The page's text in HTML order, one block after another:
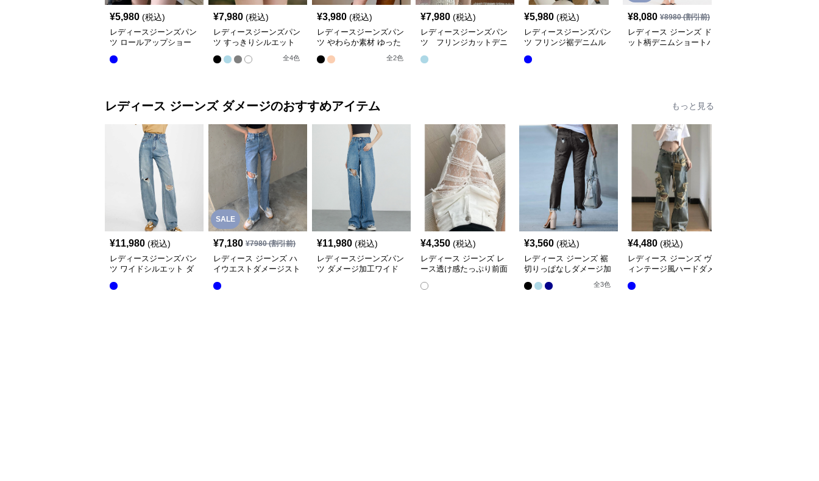
¥5,980 (税込)
レディースジーンズパン
ツ ロールアップショー
¥7,980 (税込)
レディースジーンズパン
ツ すっきりシルエット
全4色
¥3,980 (税込)
レディースジーンズパン
ツ やわらか素材 ゆった
全2色
¥7,980 (税込)
レディースジーンズパン
ツ フリンジカットデニ
¥5,980 (税込)
レディースジーンズパン
ツ フリンジ裾デニムル
¥8,080 ¥8980(割引前)
レディース ジーンズ ド
ット柄デニムショートパ
レディース ジーンズ ダメージのおすすめアイテム もっと見る
¥11,980 (税込)
レディースジーンズパン
ツ ワイドシルエット ダ
SALE
¥7,180 ¥7980(割引前)
レディース ジーンズ ハ
イウエストダメージスト
¥11,980 (税込)
レディースジーンズパン
ツ ダメージ加工ワイド
¥4,350 (税込)
レディース ジーンズ レ
ース透け感たっぷり前面
ンツ
¥3,560 (税込)
レディース ジーンズ 裾
切りっぱなしダメージ加
全3色
¥4,480 (税込)
レディース ジーンズ ヴ
ィンテージ風ハードダメ